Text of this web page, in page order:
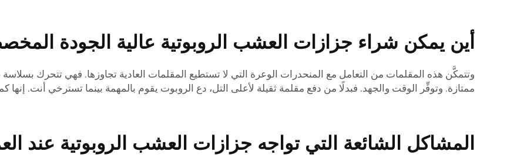
أين يمكن شراء جزازات العشب الروبوتية عالية الجودة
وتتمكَّن هذه المقلمات من التعامل مع المنحدرات الوعرة التي لا تستطيع المقلمات العادية تجاوزها. فهي تتحرك
ممتازة. وتوفِّر الوقت والجهد. فبدلًا من دفع مقلمة ثقيلة لأعلى التل، دع الروبوت يقوم بالمهمة بينما تسترخي أنت.
المشاكل الشائعة التي تواجه جزازات العشب الروبوتية عند